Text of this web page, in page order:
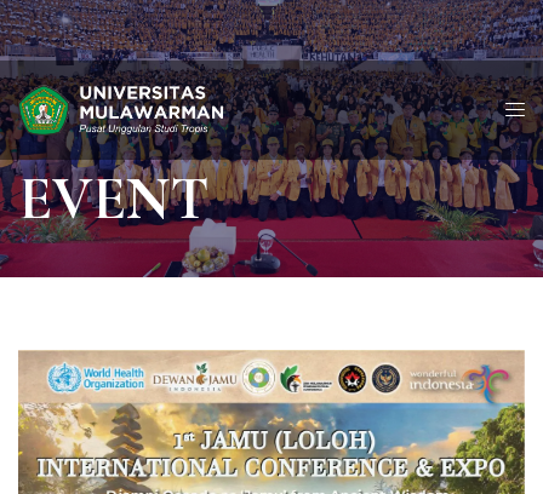
EVENT